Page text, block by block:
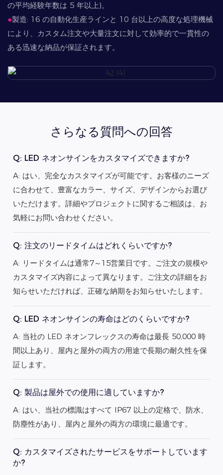
の平均経験年数は 5 年以上)。
●製造: 16 の自動化生産ラインと 10 台以上の高度な処理機械
により、カスタム注文や大量注文に対して効率的で一貫性の
ある迅速な納品が保証されます。
さらなる質問への回答
Q: LED ネオンサインをカスタマイズできますか?
A: はい、完全なカスタマイズが可能です。お客様のニーズ
に合わせて、豊富なカラー、サイズ、デザインからお選び
いただけます。詳細やプロジェクトに関するご相談は、お
気軽にお問い合わせください。
Q: 注文のリードタイムはどれくらいですか?
A: リードタイムは通常7～15営業日です。ご注文の規模や
カスタマイズ内容によって異なります。ご注文の詳細をお
知らせいただければ、正確な納期をお知らせいたします。
Q: LED ネオンサインの寿命はどのくらいですか?
A: 当社の LED ネオンフレックスの寿命は最長 50,000 時
間以上あり、屋内と屋外の両方の用途で長期の耐久性を保
証します。
Q: 製品は屋外での使用に適していますか?
A: はい、当社の標識はすべて IP67 以上の定格で、防水、
防塵性があり、屋内と屋外の両方の環境に最適です。
Q: カスタマイズされたサービスをサポートしています
か?